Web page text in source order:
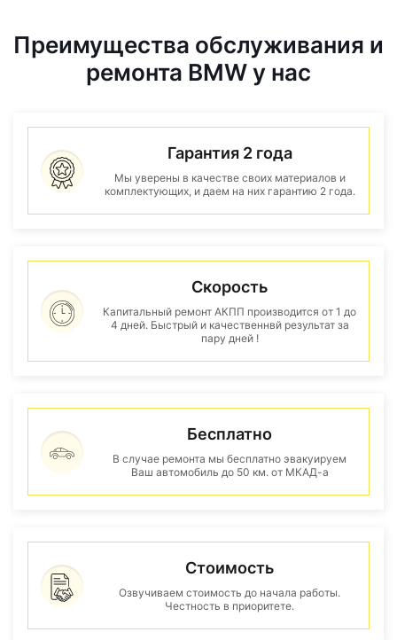
Преимущества обслуживания и
ремонта BMW у нас
Гарантия 2 года
Мы уверены в качестве своих материалов и
комплектующих, и даем на них гарантию 2 года.
Скорость
Капитальный ремонт АКПП производится от 1 до
4 дней. Быстрый и качественнвй результат за
пару дней !
Бесплатно
В случае ремонта мы бесплатно эвакуируем
Ваш автомобиль до 50 км. от МКАД-а
Стоимость
Озвучиваем стоимость до начала работы.
Честность в приоритете.